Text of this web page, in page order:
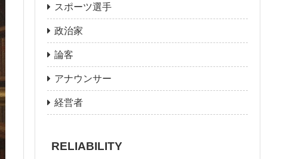
スポーツ選手
政治家
論客
アナウンサー
経営者
RELIABILITY